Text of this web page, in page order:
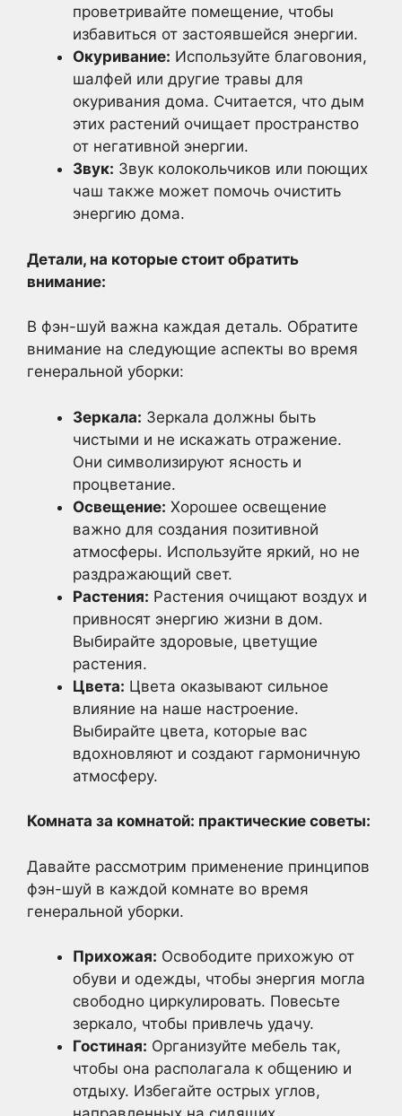
проветривайте помещение, чтобы
избавиться от застоявшейся энергии.
Окуривание: Используйте благовония,
шалфей или другие травы для
окуривания дома. Считается, что дым
этих растений очищает пространство
от негативной энергии.
Звук: Звук колокольчиков или поющих
чаш также может помочь очистить
энергию дома.
Детали, на которые стоит обратить
внимание:
В фэн-шуй важна каждая деталь. Обратите
внимание на следующие аспекты во время
генеральной уборки:
Зеркала: Зеркала должны быть
чистыми и не искажать отражение.
Они символизируют ясность и
процветание.
Освещение: Хорошее освещение
важно для создания позитивной
атмосферы. Используйте яркий, но не
раздражающий свет.
Растения: Растения очищают воздух и
привносят энергию жизни в дом.
Выбирайте здоровые, цветущие
растения.
Цвета: Цвета оказывают сильное
влияние на наше настроение.
Выбирайте цвета, которые вас
вдохновляют и создают гармоничную
атмосферу.
Комната за комнатой: практические советы:
Давайте рассмотрим применение принципов
фэн-шуй в каждой комнате во время
генеральной уборки.
Прихожая: Освободите прихожую от
обуви и одежды, чтобы энергия могла
свободно циркулировать. Повесьте
зеркало, чтобы привлечь удачу.
Гостиная: Организуйте мебель так,
чтобы она располагала к общению и
отдыху. Избегайте острых углов,